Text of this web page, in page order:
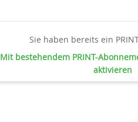
Sie haben bereits ein
Mit bestehendem PRINT-
aktivieren